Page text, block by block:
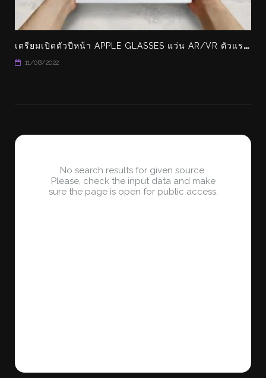
เ
ตรียมเปิดตัวปีหน้า APPLE GLASSES แว่น AR/VR ตัวแรกของ APPLE
11/08/2022
No search results for given source.
Please, check the input data and make
sure the page is open for public access.